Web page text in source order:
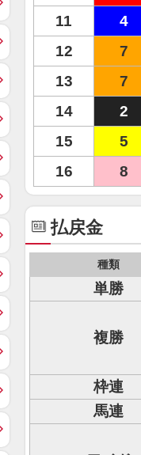
11
4
12
7
13
7
14
2
15
5
16
8
払戻金
種類
単勝
複勝
枠連
馬連